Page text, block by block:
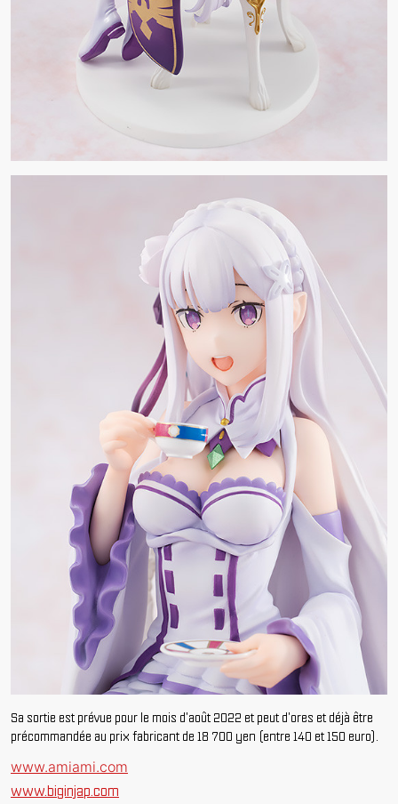
Sa sortie est prévue pour le mois d'août 2022 et peut d'ores et déjà être
précommandée au prix fabricant de 18 700 yen (entre 140 et 150 euro).
www.amiami.com
www.biginjap.com